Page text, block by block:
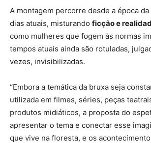
A montagem percorre desde a época
dias atuais, misturando ficção e
como mulheres que fogem às normas
tempos atuais ainda são rotuladas,
vezes, invisibilizadas.
“Embora a temática da bruxa seja
utilizada em filmes, séries, peças
produtos midiáticos, a proposta do
apresentar o tema e conectar esse
que vive na floresta, e os